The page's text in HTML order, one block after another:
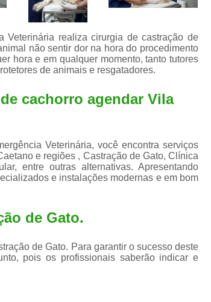
Consulta para
Consulta para Animais Silvestres São
Consulta para Silvestres
Consulta Veterinária para Silvestres
Exame de Endoscopia Veterinária
Exame de Ultrassom para
Exame para Animais Santo André
Internação para Animais de Estimação
Internação Semi Intensiva Veterinária
Veterinária realiza cirurgia de castração de
não sentir dor na hora do procedimento
hora e em qualquer momento, tanto tutores
de animais e resgatadores.
cachorro agendar Vila
Veterinária, você encontra serviços
e regiões , Castração de Gato, Clínica
entre outras alternativas. Apresentando
e instalações modernas e em bom
de Gato.
de Gato. Para garantir o sucesso deste
pois os profissionais saberão indicar e